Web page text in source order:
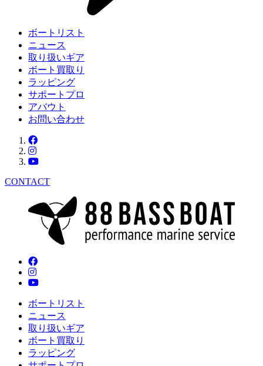
ボートリスト
ニュース
取り扱いギア
ボート買取り
ラッピング
サポートプロ
アバウト
お問い合わせ
CONTACT
ボートリスト
ニュース
取り扱いギア
ボート買取り
ラッピング